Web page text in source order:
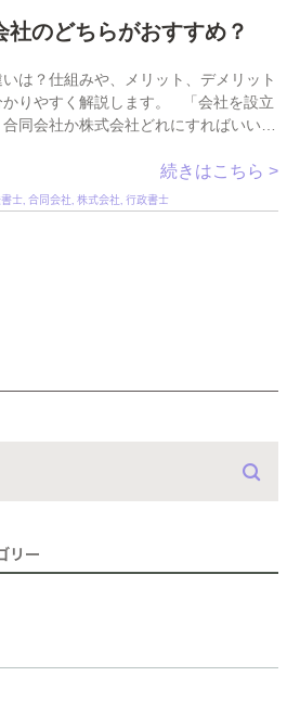
のどちらがおすすめ？
は？仕組みや、メリット、デメリット
かりやすく解説します。 「会社を設立
同会社か株式会社どれにすればいいか
続きはこちら >
書士 合同会社 株式会社 行政書士
リー